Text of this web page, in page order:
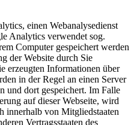
einen Webanalysedienst
Analytics verwendet sog.
Computer gespeichert werden
der Website durch Sie
erzeugten Informationen über
in der Regel an einen Server
und dort gespeichert. Im Falle
auf dieser Webseite, wird
innerhalb von Mitgliedstaaten
Vertragsstaaten des